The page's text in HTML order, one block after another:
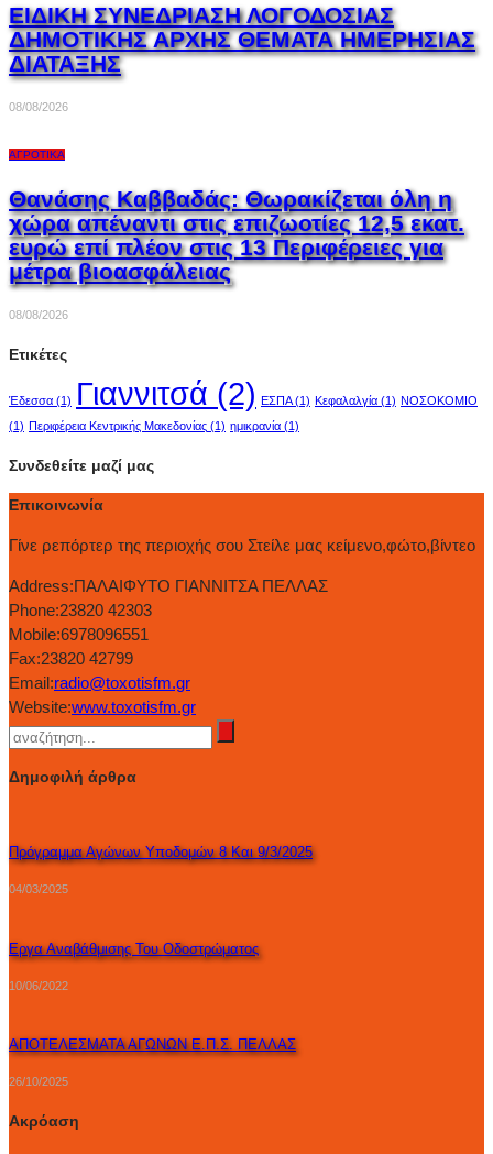
ΕΙΔΙΚΗ ΣΥΝΕΔΡΙΑΣΗ ΛΟΓΟΔΟΣΙΑΣ
ΔΗΜΟΤΙΚΗΣ ΑΡΧΗΣ ΘΕΜΑΤΑ ΗΜΕΡΗΣΙΑΣ
ΔΙΑΤΑΞΗΣ
08/08/2026
ΑΓΡΟΤΙΚΆ
Θανάσης Καββαδάς: Θωρακίζεται όλη η
χώρα απέναντι στις επιζωοτίες 12,5 εκατ.
ευρώ επί πλέον στις 13 Περιφέρειες για
μέτρα βιοασφάλειας
08/08/2026
Ετικέτες
Έδεσσα (1) Γιαννιτσά (2) ΕΣΠΑ(1) Κεφαλαλγία (1) ΝΟΣΟΚΟΜΙΟ
(1) Περιφέρεια Κεντρικής Μακεδονίας (1) ημικρανία (1)
Συνδεθείτε μαζί μας
Επικοινωνία
Γίνε ρεπόρτερ της περιοχής σου Στείλε μας κείμενο,φώτο,βίντεο
Address:ΠΑΛΑΙΦΥΤΟ ΓΙΑΝΝΙΤΣΑ ΠΕΛΛΑΣ
Phone:23820 42303
Mobile:6978096551
Fax:23820 42799
Email:radio@toxotisfm.gr
Website:www.toxotisfm.gr
Δημοφιλή άρθρα
Πρόγραμμα Αγώνων Υποδομών 8 Και 9/3/2025
04/03/2025
Εργα Αναβάθμισης Του Οδοστρώματος
10/06/2022
ΑΠΟΤΕΛΕΣΜΑΤΑ ΑΓΩΝΩΝ Ε.Π.Σ. ΠΕΛΛΑΣ
26/10/2025
Ακρόαση